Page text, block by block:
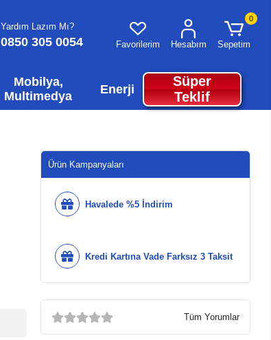
Yardım Lazım Mı?
0850 305 0054 Favorilerim Hesabım
0
Sepetim
Mobilya,
Multimedya
Enerji
Süper
Teklif
Ürün Kampanyaları
Havalede %5 İndirim
Kredi Kartına Vade Farksız 3 Taksit
Tüm Yorumlar